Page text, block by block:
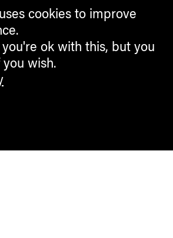
cookies to improve
ok with this, but you
wish.